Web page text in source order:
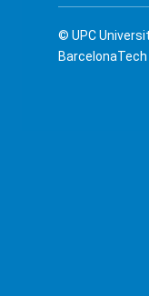
© UPC
BarcelonaTech